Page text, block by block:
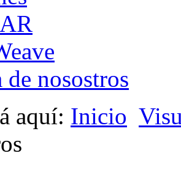
de nosostros
aquí: Inicio